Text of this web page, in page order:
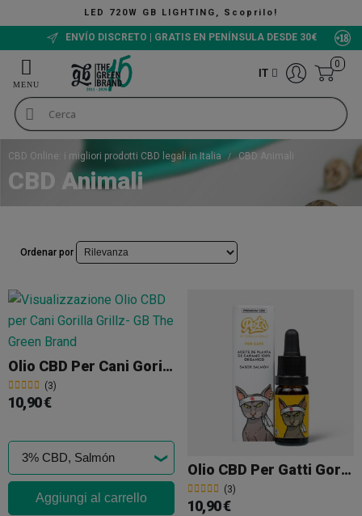
LED 720W GB LIGHTING, Scoprilo!
ENVÍO DISCRETO | GRATIS EN PENÍNSULA DESDE 30€
IT
0
CBD Online: i migliori prodotti CBD legali in Italia CBD Animali
CBD Animali
Ordenar por
Olio CBD Per Cani Gorilla Grillz
(3)
10,90 €
Aggiungi al carrello
Olio CBD Per Gatti Gorilla Grillz
(3)
10,90 €